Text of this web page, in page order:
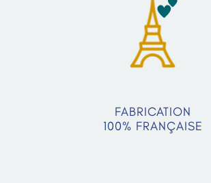
FABRICATION
100% FRANÇAISE